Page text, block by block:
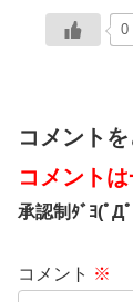
0
コメント
コメント
承認制ﾀﾞﾖ(ﾟД
コメント ※